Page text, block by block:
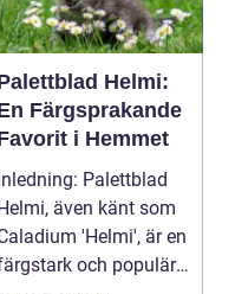
Helmi:
Färgsprakande
i Hemmet
Palettblad
även känt som
'Helmi', är en
och populär